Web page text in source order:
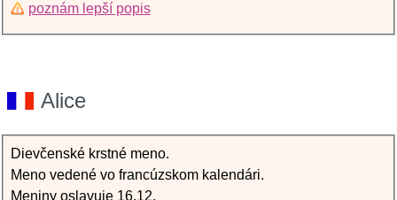
poznám lepší popis
Alice
Dievčenské krstné meno.
Meno vedené vo francúzskom kalendári.
Meniny oslavuje 16.12.